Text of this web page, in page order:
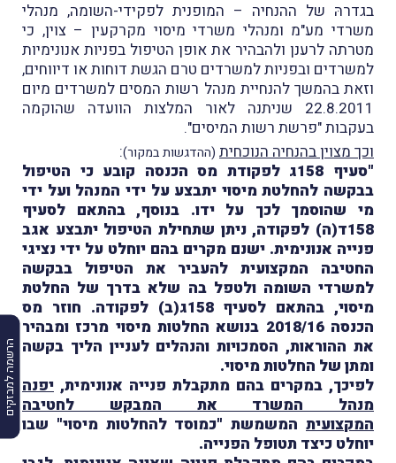
הרשמה למבזקים
בגדרהּ של ההנחיה – המופנית לפקידי-השומה, מנהלי
משרדי מע"מ ומנהלי משרדי מיסוי מקרקעין – צוין, כי
מטרתה לרענן ולהבהיר את אופן הטיפול בפניות אנונימיות
למשרדים ובפניות למשרדים טרם הגשת דוחות או דיווחים,
וזאת בהמשך להנחיית מנהל רשות המסים למשרדים מיום
22.8.2011 שניתנה לאור המלצות הוועדה שהוקמה
בעקבות "פרשת רשות המיסים".
וכך מצוין בהנחיה הנוכחית (ההדגשות במקור):
"סעיף 158ג לפקודת מס הכנסה קובע כי הטיפול
בבקשה להחלטת מיסוי יתבצע על ידי המנהל ועל ידי
מי שהוסמך לכך על ידו. בנוסף, בהתאם לסעיף
158ד(ה) לפקודה, ניתן שתחילת הטיפול יתבצע אגב
פנייה אנונימית. ישנם מקרים בהם יוחלט על ידי נציגי
החטיבה המקצועית להעביר את הטיפול בבקשה
למשרדי השומה ולטפל בה שלא בדרך של החלטת
מיסוי, בהתאם לסעיף 158ג(ב) לפקודה. חוזר מס
הכנסה 2018/16 בנושא החלטות מיסוי מרכז ומבהיר
את ההוראות, הסמכויות והנהלים לעניין הליך בקשה
ומתן של החלטות מיסוי.
לפיכך, במקרים בהם מתקבלת פנייה אנונימית, יפנה
מנהל המשרד את המבקש לחטיבה
המקצועית המשמשת "כמוסד להחלטות מיסוי" שבו
יוחלט כיצד תטופל הפנייה.